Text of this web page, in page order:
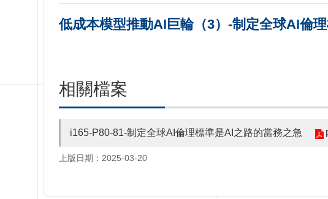
低成本模型推動AI巨輪（3）-制定全球AI倫
相關檔案
i165-P80-81-制定全球AI倫理標準是AI之路的當務之急
上版日期：2025-03-20